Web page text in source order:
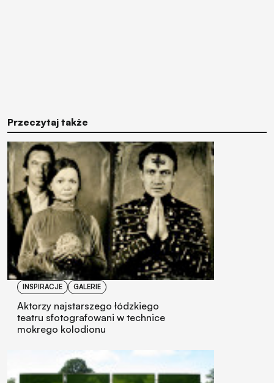
Przeczytaj także
INSPIRACJE GALERIE
Aktorzy najstarszego łódzkiego
teatru sfotografowani w technice
mokrego kolodionu